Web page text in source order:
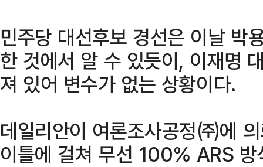
민주당 대선후보 경선은 이날 박
한 것에서 알 수 있듯이, 이재명
져 있어 변수가 없는 상황이다.
데일리안이 여론조사공정㈜에
이틀에 걸쳐 무선 100% ARS 방